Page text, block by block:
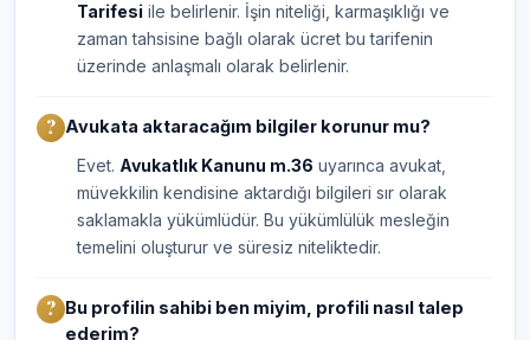
Tarifesi ile belirlenir. İşin niteliği, karmaşıklığı ve
zaman tahsisine bağlı olarak ücret bu tarifenin
üzerinde anlaşmalı olarak belirlenir.
Avukata aktaracağım bilgiler korunur mu?
Evet. Avukatlık Kanunu m.36 uyarınca avukat,
müvekkilin kendisine aktardığı bilgileri sır olarak
saklamakla yükümlüdür. Bu yükümlülük mesleğin
temelini oluşturur ve süresiz niteliktedir.
Bu profilin sahibi ben miyim, profili nasıl talep
ederim?